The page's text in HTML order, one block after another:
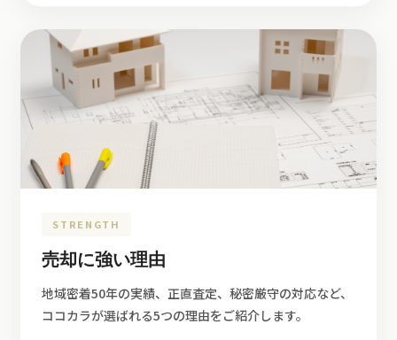
STRENGTH
売却に強い理由
地域密着50年の実績、正直査定、秘密厳守の対応など、
ココカラが選ばれる5つの理由をご紹介します。